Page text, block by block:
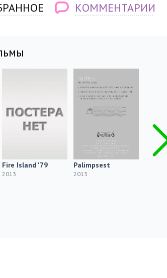
КОММЕНТАРИИ
Fire Island '79
2013
Palimpsest
2013